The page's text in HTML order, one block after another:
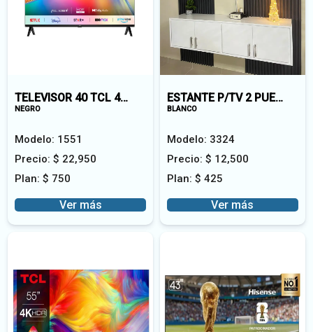
TELEVISOR 40 TCL 40S5400A
NEGRO
Modelo: 1551
Precio:$ 22,950
Plan:$ 750
Ver más
ESTANTE P/TV 2 PUERTAS, 1 DIVISION VENMER
BLANCO
Modelo: 3324
Precio: $ 12,500
Plan: $ 425
Ver más